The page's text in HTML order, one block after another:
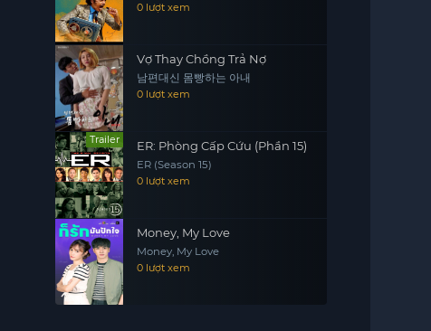
0 lượt xem
Vợ Thay Chồng Trả Nợ
남편대신 몸빵하는 아내
0 lượt xem
Trailer ER: Phòng Cấp Cứu (Phần 15)
ER (Season 15)
0 lượt xem
Money, My Love
Money, My Love
0 lượt xem